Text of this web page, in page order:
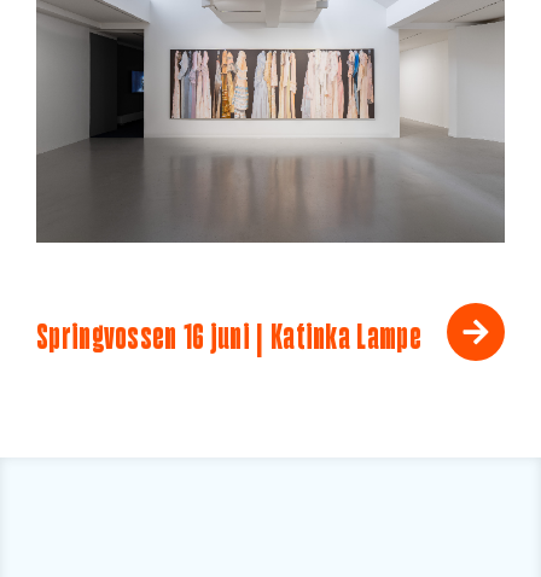
Springvossen 16 juni | Katinka Lampe